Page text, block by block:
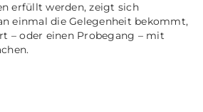
erfüllt werden, zeigt sich
einmal die Gelegenheit bekommt,
– oder einen Probegang – mit